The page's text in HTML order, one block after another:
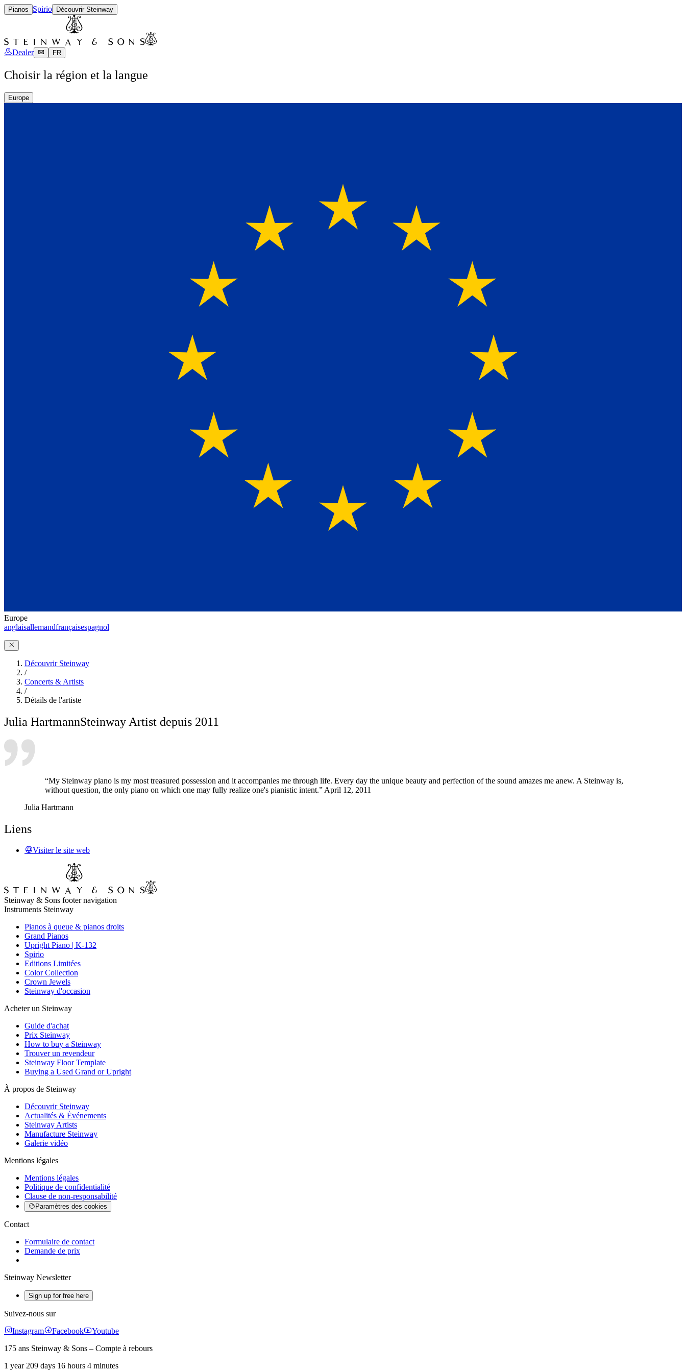
Pianos Spirio Découvrir Steinway
Dealer FR
Choisir la région et la langue
Europe
Europe
anglaisallemandfrançaisespagnol
Découvrir Steinway
/
Concerts & Artists
/
Détails de l'artiste
Julia HartmannSteinway Artist depuis 2011
“My Steinway piano is my most treasured possession and it accompanies me through life. Every day the unique beauty and perfection of the sound amazes me anew. A Steinway is,
without question, the only piano on which one may fully realize one's pianistic intent.” April 12, 2011
Julia Hartmann
Liens
Visiter le site web
Steinway & Sons footer navigation
Instruments Steinway
Pianos à queue & pianos droits
Grand Pianos
Upright Piano | K-132
Spirio
Editions Limitées
Color Collection
Crown Jewels
Steinway d'occasion
Acheter un Steinway
Guide d'achat
Prix Steinway
How to buy a Steinway
Trouver un revendeur
Steinway Floor Template
Buying a Used Grand or Upright
À propos de Steinway
Découvrir Steinway
Actualités & Événements
Steinway Artists
Manufacture Steinway
Galerie vidéo
Mentions légales
Mentions légales
Politique de confidentialité
Clause de non-responsabilité
Paramètres des cookies
Contact
Formulaire de contact
Demande de prix
Steinway Newsletter
Sign up for free here
Suivez-nous sur
Instagram
Facebook
Youtube
175 ans Steinway & Sons – Compte à rebours
1 year 209 days 16 hours 4 minutes